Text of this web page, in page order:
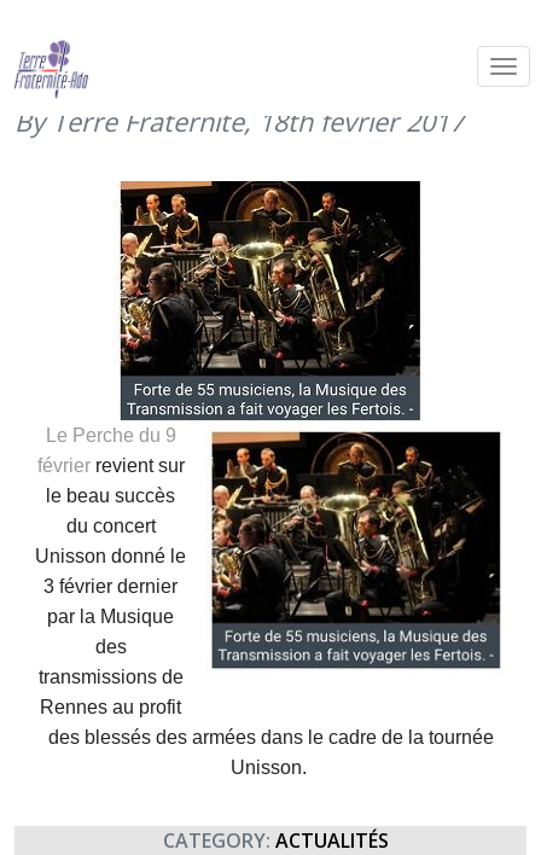
Le concert Unisson de la Ferté
Bernard (3 février 2017)
By Terre Fraternité, 18th février 2017
Le Perche du 9
février revient sur
le beau succès
du concert
Unisson donné le
3 février dernier
par la Musique
des
transmissions de
Rennes au profit
des blessés des armées dans le cadre de la tournée
Unisson.
CATEGORY: ACTUALITÉS